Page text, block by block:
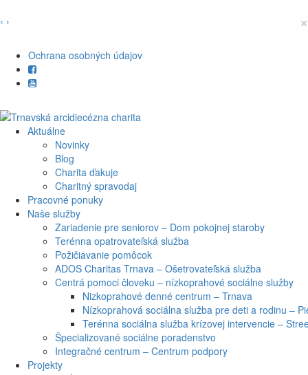
‹ › ×
Ochrana osobných údajov
Aktuálne
Novinky
Blog
Charita ďakuje
Charitný spravodaj
Pracovné ponuky
Naše služby
Zariadenie pre seniorov – Dom pokojnej staroby
Terénna opatrovateľská služba
Požičiavanie pomôcok
ADOS Charitas Trnava – Ošetrovateľská služba
Centrá pomoci človeku – nízkoprahové sociálne služby
Nizkoprahové denné centrum – Trnava
Nízkoprahová sociálna služba pre deti a rodinu –
Terénna sociálna služba krízovej intervencie –
Špecializované sociálne poradenstvo
Integračné centrum – Centrum podpory
Projekty